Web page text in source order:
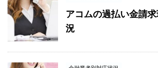
アコムの過払い金請
況